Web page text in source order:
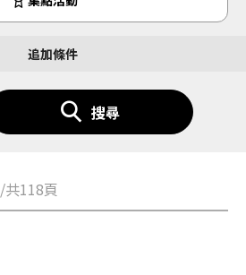
追加條件
搜尋
/共118頁